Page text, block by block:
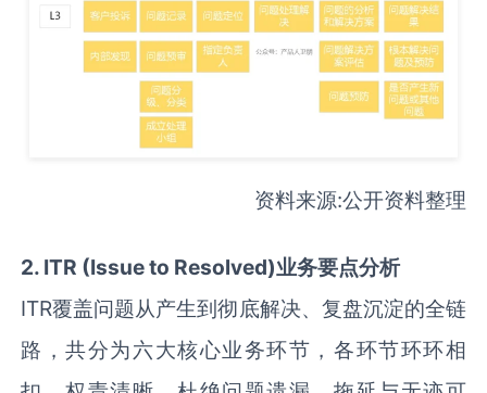
资料来源:公开资料整理
2. ITR (Issue to Resolved)业务要点分析
ITR覆盖问题从产生到彻底解决、复盘沉淀的全链
路，共分为六大核心业务环节，各环节环环相